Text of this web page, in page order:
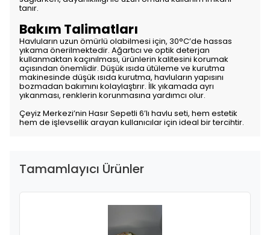
tanır.
Bakım Talimatları
Havluların uzun ömürlü olabilmesi için, 30°C’de hassas
yıkama önerilmektedir. Ağartıcı ve optik deterjan
kullanmaktan kaçınılması, ürünlerin kalitesini korumak
açısından önemlidir. Düşük ısıda ütüleme ve kurutma
makinesinde düşük ısıda kurutma, havluların yapısını
bozmadan bakımını kolaylaştırır. İlk yıkamada ayrı
yıkanması, renklerin korunmasına yardımcı olur.
Çeyiz Merkezi’nin Hasır Sepetli 6’lı havlu seti, hem estetik
hem de işlevsellik arayan kullanıcılar için ideal bir tercihtir.
Tamamlayıcı Ürünler